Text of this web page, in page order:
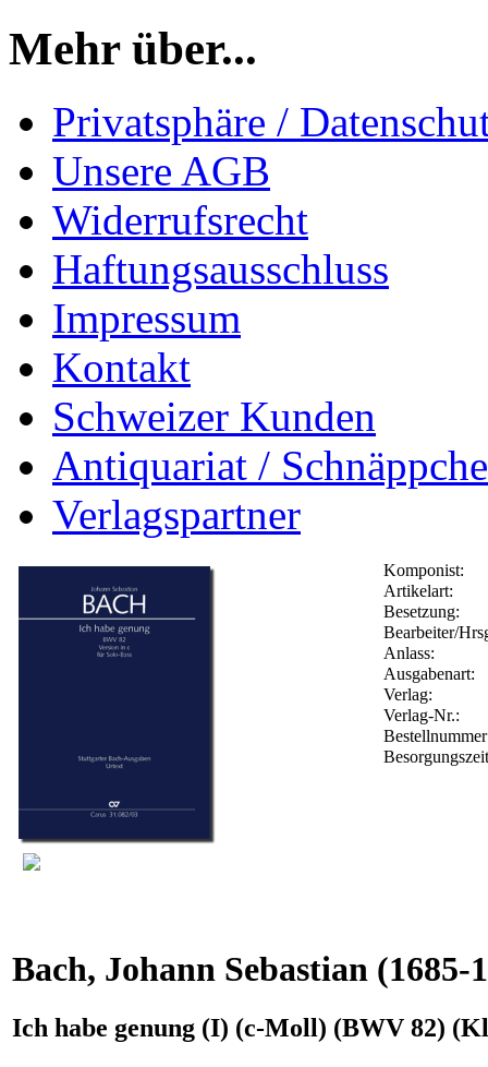
Mehr über...
Privatsphäre /
Unsere AGB
Widerrufsrecht
Haftungsausschluss
Impressum
Kontakt
Schweizer Kunden
Antiquariat /
Verlagspartner
Komponist:
Artikelart:
Besetzung:
Bearbeiter/
Anlass:
Ausgabenart:
Verlag:
Verlag-Nr.:
Bach, Johann Sebastian (1685-
Ich habe genung (I) (c-Moll) (BWV 82)